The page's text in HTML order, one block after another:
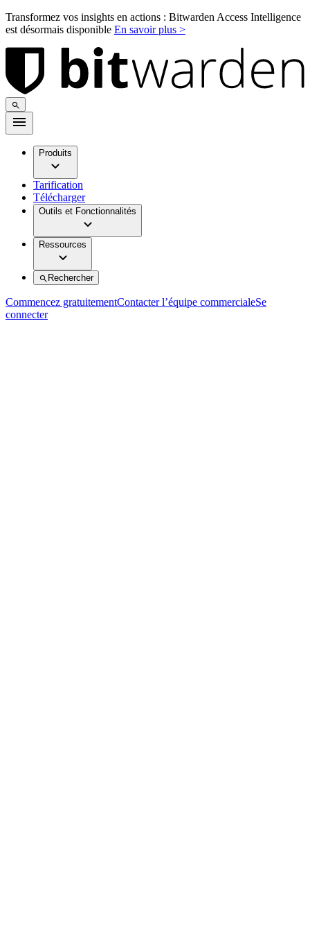
Transformez vos insights en actions : Bitwarden Access Intelligence
est désormais disponible En savoir plus >
Produits
Tarification
Télécharger
Outils et Fonctionnalités
Ressources
Rechercher
Commencez gratuitementContacter l’équipe commercialeSe
connecter